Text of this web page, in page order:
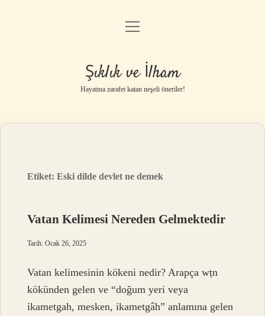
Anasayfa
Gizlilik Politikası
Yasal Uyarı
menüyü
Şıklık ve İlham
Hayatına zarafet katan neşeli öneriler!
Etiket:Eski dilde devlet ne demek
Vatan Kelimesi Nereden Gelmektedir
Tarih: Ocak 26, 2025
Vatan kelimesinin kökeni nedir? Arapça wṭn
kökünden gelen ve “doğum yeri veya
ikametgah, mesken, ikametgâh” anlamına gelen